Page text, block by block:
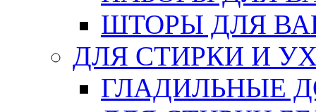
ШТОРЫ ДЛЯ
ДЛЯ СТИРКИ И
ГЛАДИЛЬНЫЕ